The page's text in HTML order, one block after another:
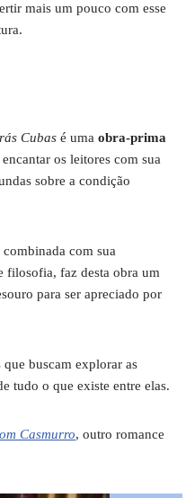
mais um pouco com esse
Cubas é uma obra-prima
os leitores com sua
sobre a condição
com sua
filosofia, faz desta obra um
para ser apreciado por
buscam explorar as
tudo o que existe entre elas.
Casmurro, outro romance